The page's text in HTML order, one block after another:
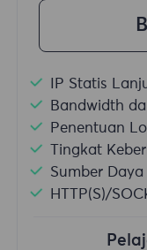
IP Statis
Bandwidth
Penentuan
Tingkat
Sumber
HTTP(S)/